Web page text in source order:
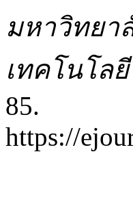
มหาวิทยา
เทคโนโลยี
85.
https://